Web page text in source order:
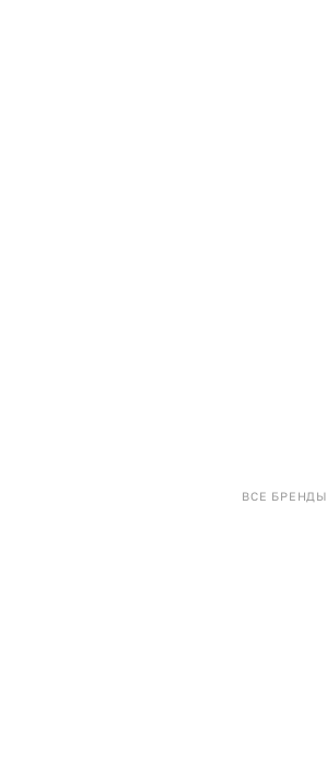
ВСЕ БРЕНДЫ